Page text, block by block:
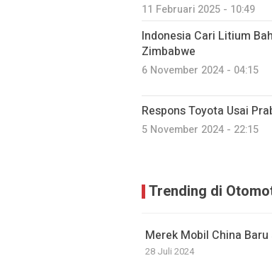
11 Februari 2025 - 10:49
Indonesia Cari Litium
Zimbabwe
6 November 2024 - 04:15
Respons Toyota Usai
5 November 2024 - 22:15
Trending di
Merek Mobil China
28 Juli 2024